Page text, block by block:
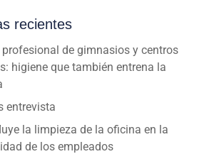
recientes
de gimnasios y centros
higiene que también entrena la
entrevista
la limpieza de la oficina en la
de los empleados